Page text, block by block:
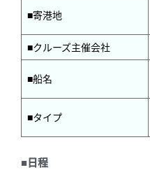
■寄港地
■クルーズ主催会社
■船名
■タイプ
■日程